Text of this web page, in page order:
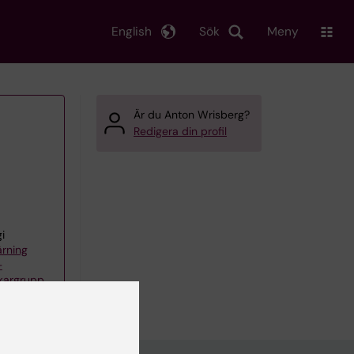
Sök
English Meny
Är du Anton Wrisberg?
Redigera din profil